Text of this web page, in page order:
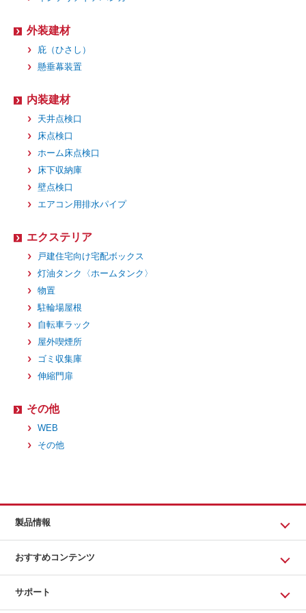
外装建材
庇（ひさし）
懸垂幕装置
内装建材
天井点検口
床点検口
ホーム床点検口
床下収納庫
壁点検口
エアコン用排水パイプ
エクステリア
戸建住宅向け宅配ボックス
灯油タンク〈ホームタンク〉
物置
駐輪場屋根
自転車ラック
屋外喫煙所
ゴミ収集庫
伸縮門扉
その他
WEB
その他
製品情報
おすすめコンテンツ
サポート